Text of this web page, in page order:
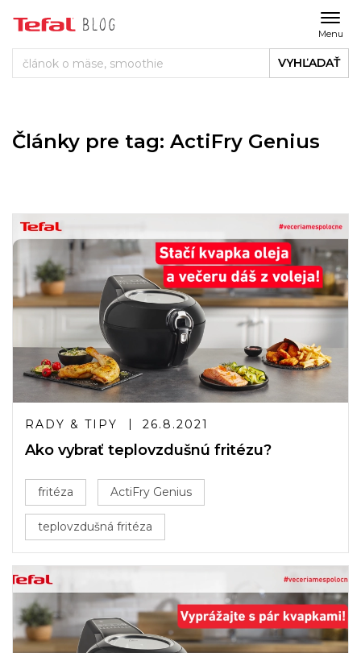
Menu
VYHĽADAŤ
Články pre tag: ActiFry Genius
RADY & TIPY 26.8.2021
Ako vybrať teplovzdušnú fritézu?
fritéza ActiFry Genius
teplovzdušná fritéza